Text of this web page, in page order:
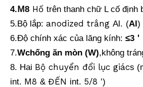
4.M8 Hố trên thanh chữ L cố định
5.Bộ lắp: anodized trắng Al. (Al)
6.Độ chính xác của lăng kính: ≤3 '
7.Wchống ăn mòn (W),không
8. Hai Bộ chuyển đổi lục giács
int. M8 & ĐẾN int. 5/8 ')